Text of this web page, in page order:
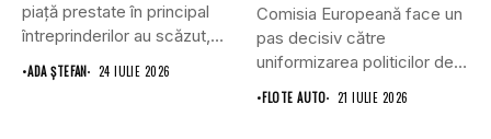
piaţă prestate în principal
întreprinderilor au scăzut,
în...
•ADA ȘTEFAN 24 IULIE 2026
Comisia Europeană face un
pas decisiv către
uniformizarea politicilor de
transport prin...
•FLOTE AUTO 21 IULIE 2026